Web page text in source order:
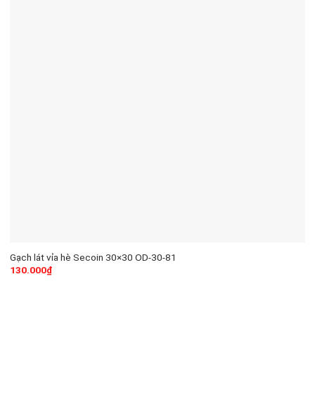
Gạch lát vỉa hè Secoin 30×30 OD-30-81
130.000₫